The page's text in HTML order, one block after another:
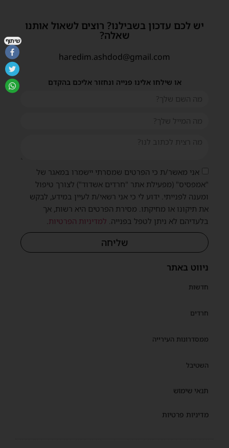
ניווט באתר
חדשות
חרדים
ממסדרונות העירייה
השטיבל
תנאי שימוש
מדיניות פרטיות
יש לכם עדכון בשבילנו? רוצים לשאול אותנו
שאלה?
haredim.ashdod@gmail.com
או שילחו אלינו פנייה ונחזור אליכם בהקדם
אני מאשר/ת כי הפרטים שמסרתי יישמרו במאגר של
"אמפסיס" (מפעילת אתר "חרדים אשדוד") לצורך טיפול
ומענה לפנייתי. ידוע לי כי אני רשאי/ת לעיין במידע, לבקש
את תיקונו או מחיקתו. מסירת הפרטים היא רשות, אך
בלעדיהם לא ניתן לטפל בפנייה. למדיניות הפרטיות.
שליחה
שיתוף